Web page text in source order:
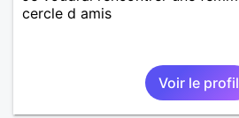
cercle d amis
Voir le profil